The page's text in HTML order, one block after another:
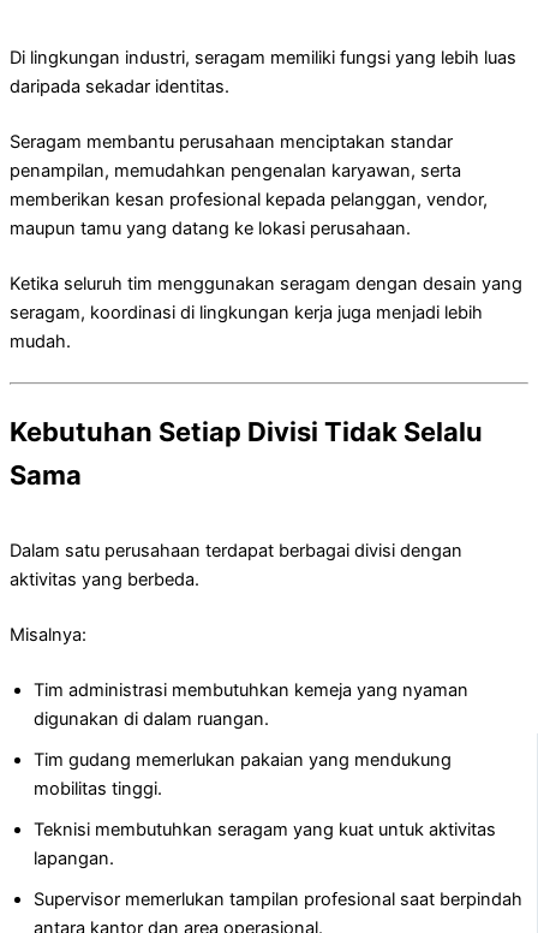
Di lingkungan industri, seragam memiliki fungsi yang lebih luas
daripada sekadar identitas.
Seragam membantu perusahaan menciptakan standar
penampilan, memudahkan pengenalan karyawan, serta
memberikan kesan profesional kepada pelanggan, vendor,
maupun tamu yang datang ke lokasi perusahaan.
Ketika seluruh tim menggunakan seragam dengan desain yang
seragam, koordinasi di lingkungan kerja juga menjadi lebih
mudah.
Kebutuhan Setiap Divisi Tidak Selalu
Sama
Dalam satu perusahaan terdapat berbagai divisi dengan
aktivitas yang berbeda.
Misalnya:
Tim administrasi membutuhkan kemeja yang nyaman
digunakan di dalam ruangan.
Tim gudang memerlukan pakaian yang mendukung
mobilitas tinggi.
Teknisi membutuhkan seragam yang kuat untuk aktivitas
lapangan.
Supervisor memerlukan tampilan profesional saat berpindah
antara kantor dan area operasional.